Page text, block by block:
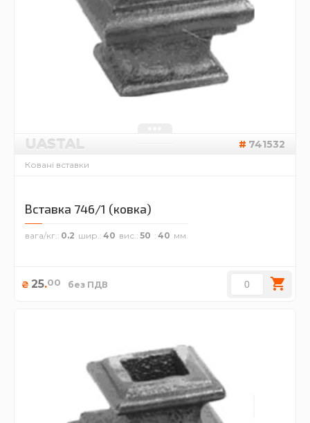
UASTAL 741532
Ковані вставки
Вставка 746/1 (ковка)
вага/кг. 0.2 шир. 40 вис. 50 40
₴ 25.00 без ПДВ